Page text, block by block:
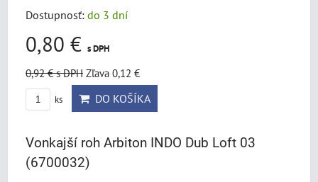
Dostupnosť: do 3 dní
0,80 € s DPH
0,92 €s DPH Zľava 0,12 €
ks DO KOŠÍKA
Vonkajší roh Arbiton INDO Dub Loft 03
(6700032)